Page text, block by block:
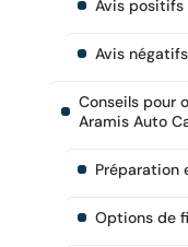
Avis positifs
Avis négatifs
Conseils pour
Aramis Auto
Préparation
Options de